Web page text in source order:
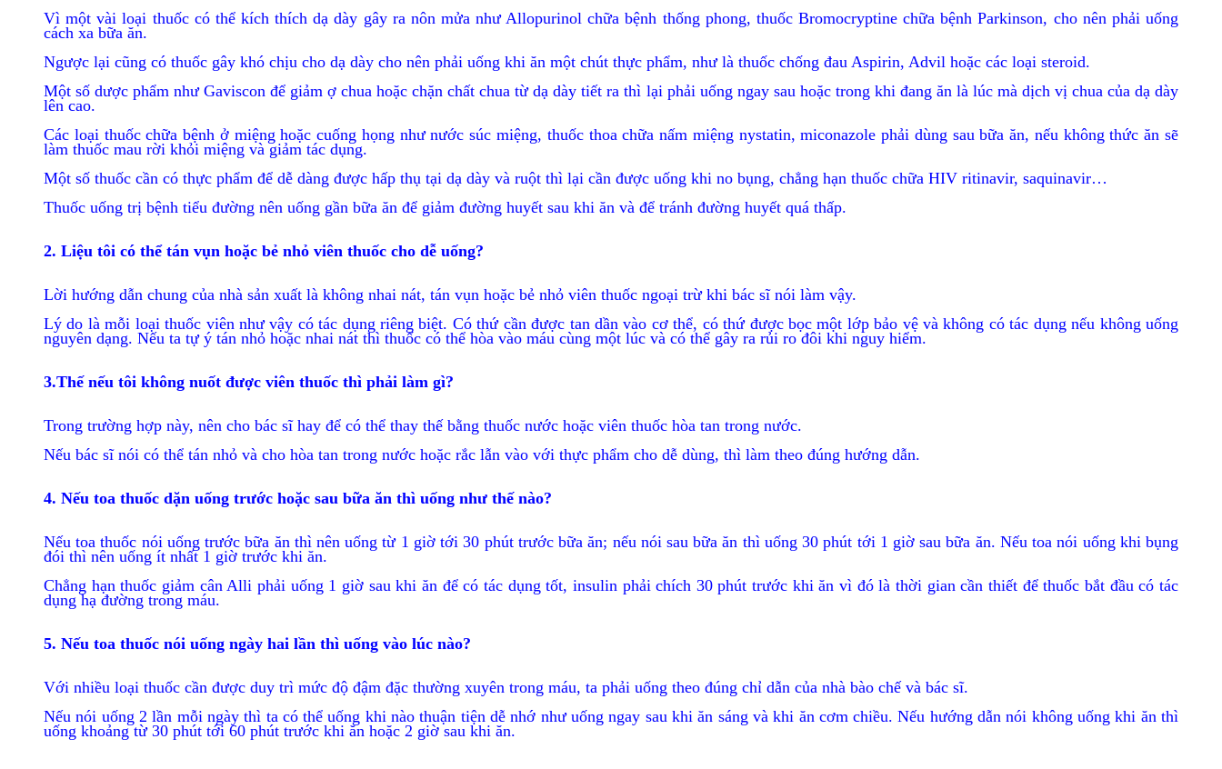
Vì một vài loại thuốc có thể kích thích dạ dày gây ra nôn mửa như Allopurinol chữa bệnh thống phong, thuốc Bromocryptine chữa bệnh Parkinson, cho nên phải uống
cách xa bữa ăn.
Ngược lại cũng có thuốc gây khó chịu cho dạ dày cho nên phải uống khi ăn một chút thực phẩm, như là thuốc chống đau Aspirin, Advil hoặc các loại steroid.
Một số dược phẩm như Gaviscon để giảm ợ chua hoặc chặn chất chua từ dạ dày tiết ra thì lại phải uống ngay sau hoặc trong khi đang ăn là lúc mà dịch vị chua của dạ dày
lên cao.
Các loại thuốc chữa bệnh ở miệng hoặc cuống họng như nước súc miệng, thuốc thoa chữa nấm miệng nystatin, miconazole phải dùng sau bữa ăn, nếu không thức ăn sẽ
làm thuốc mau rời khỏi miệng và giảm tác dụng.
Một số thuốc cần có thực phẩm để dễ dàng được hấp thụ tại dạ dày và ruột thì lại cần được uống khi no bụng, chẳng hạn thuốc chữa HIV ritinavir, saquinavir…
Thuốc uống trị bệnh tiểu đường nên uống gần bữa ăn để giảm đường huyết sau khi ăn và để tránh đường huyết quá thấp.
2. Liệu tôi có thể tán vụn hoặc bẻ nhỏ viên thuốc cho dễ uống?
Lời hướng dẫn chung của nhà sản xuất là không nhai nát, tán vụn hoặc bẻ nhỏ viên thuốc ngoại trừ khi bác sĩ nói làm vậy.
Lý do là mỗi loại thuốc viên như vậy có tác dụng riêng biệt. Có thứ cần được tan dần vào cơ thể, có thứ được bọc một lớp bảo vệ và không có tác dụng nếu không uống
nguyên dạng. Nếu ta tự ý tán nhỏ hoặc nhai nát thì thuốc có thể hòa vào máu cùng một lúc và có thể gây ra rủi ro đôi khi nguy hiểm.
3.Thế nếu tôi không nuốt được viên thuốc thì phải làm gì?
Trong trường hợp này, nên cho bác sĩ hay để có thể thay thế bằng thuốc nước hoặc viên thuốc hòa tan trong nước.
Nếu bác sĩ nói có thể tán nhỏ và cho hòa tan trong nước hoặc rắc lẫn vào với thực phẩm cho dễ dùng, thì làm theo đúng hướng dẫn.
4. Nếu toa thuốc dặn uống trước hoặc sau bữa ăn thì uống như thế nào?
Nếu toa thuốc nói uống trước bữa ăn thì nên uống từ 1 giờ tới 30 phút trước bữa ăn; nếu nói sau bữa ăn thì uống 30 phút tới 1 giờ sau bữa ăn. Nếu toa nói uống khi bụng
đói thì nên uống ít nhất 1 giờ trước khi ăn.
Chẳng hạn thuốc giảm cân Alli phải uống 1 giờ sau khi ăn để có tác dụng tốt, insulin phải chích 30 phút trước khi ăn vì đó là thời gian cần thiết để thuốc bắt đầu có tác
dụng hạ đường trong máu.
5. Nếu toa thuốc nói uống ngày hai lần thì uống vào lúc nào?
Với nhiều loại thuốc cần được duy trì mức độ đậm đặc thường xuyên trong máu, ta phải uống theo đúng chỉ dẫn của nhà bào chế và bác sĩ.
Nếu nói uống 2 lần mỗi ngày thì ta có thể uống khi nào thuận tiện dễ nhớ như uống ngay sau khi ăn sáng và khi ăn cơm chiều. Nếu hướng dẫn nói không uống khi ăn thì
uống khoảng từ 30 phút tới 60 phút trước khi ăn hoặc 2 giờ sau khi ăn.